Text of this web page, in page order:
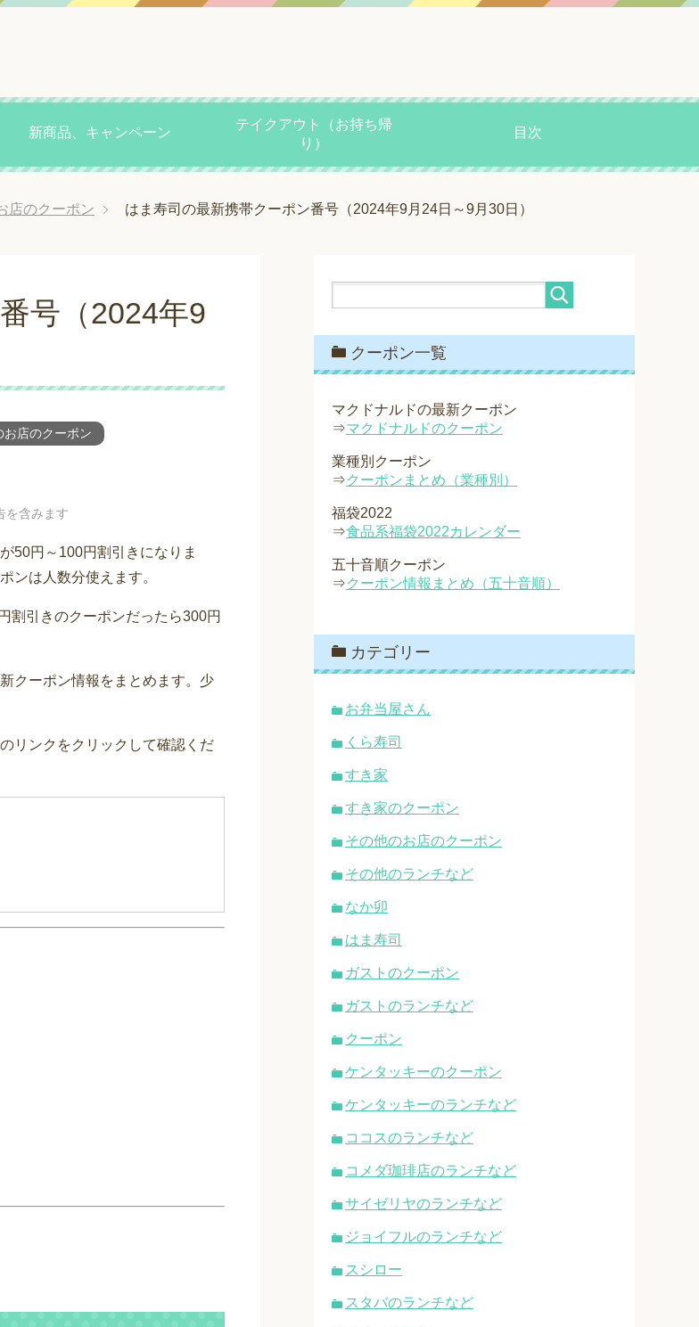
新商品、キャンペーン
テイクアウト（お持ち帰
り）
目次
店のクーポン はま寿司の最新携帯クーポン番号（2024年9月24日～9月30日）
号（2024年9
お店のクーポン
を含みます
50円～100円割引きになりま
ンは人数分使えます。
割引きのクーポンだったら300円
クーポン情報をまとめます。少
リンクをクリックして確認くだ
クーポン一覧
マクドナルドの最新クーポン
⇒マクドナルドのクーポン
業種別クーポン
⇒クーポンまとめ（業種別）
福袋2022
⇒食品系福袋2022カレンダー
五十音順クーポン
⇒クーポン情報まとめ（五十音順）
カテゴリー
お弁当屋さん
くら寿司
すき家
すき家のクーポン
その他のお店のクーポン
その他のランチなど
なか卯
はま寿司
ガストのクーポン
ガストのランチなど
クーポン
ケンタッキーのクーポン
ケンタッキーのランチなど
ココスのランチなど
コメダ珈琲店のランチなど
サイゼリヤのランチなど
ジョイフルのランチなど
スシロー
スタバのランチなど